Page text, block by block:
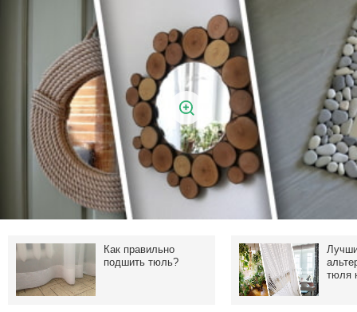
Как правильно
подшить тюль?
тюля